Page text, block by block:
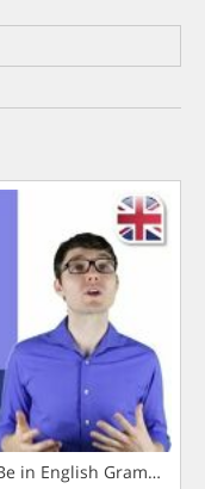
in English Grammar